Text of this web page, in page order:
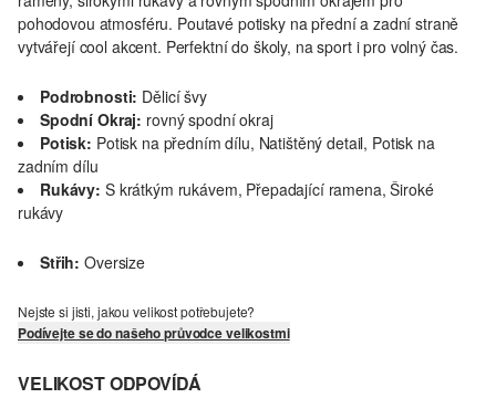
pohodovou atmosféru. Poutavé potisky na přední a zadní straně
vytvářejí cool akcent. Perfektní do školy, na sport i pro volný čas.
Podrobnosti: Dělicí švy
Spodní Okraj: rovný spodní okraj
Potisk: Potisk na předním dílu, Natištěný detail, Potisk na
zadním dílu
Rukávy: S krátkým rukávem, Přepadající ramena, Široké
rukávy
Střih: Oversize
Nejste si jisti, jakou velikost potřebujete?
Podívejte se do našeho průvodce velikostmi
VELIKOST ODPOVÍDÁ